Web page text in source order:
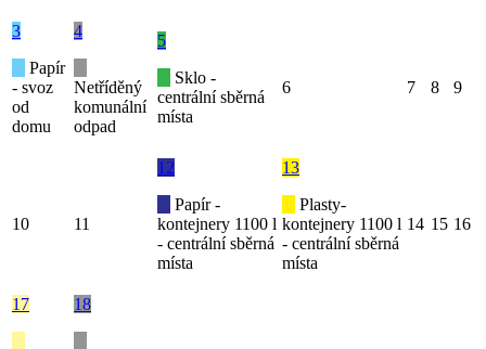
3
Papír
- svoz
od
domu
4
Netříděný
komunální
odpad
5
Sklo -
centrální sběrná
místa
6 7 8 9
10 11
12
Papír -
kontejnery 1100 l
- centrální sběrná
místa
13
Plasty-
kontejnery 1100 l
- centrální sběrná
místa
14 15 16
17 18